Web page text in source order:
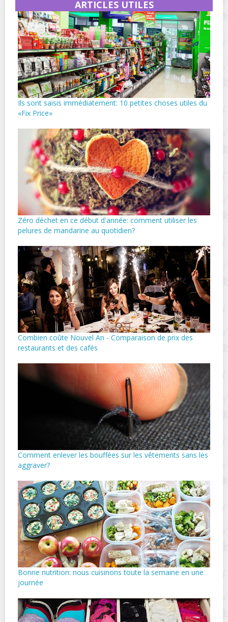
ARTICLES UTILES
Ils sont saisis immédiatement: 10 petites choses utiles du
«Fix Price»
Zéro déchet en ce début d'année: comment utiliser les
pelures de mandarine au quotidien?
Combien coûte Nouvel An - Comparaison de prix des
restaurants et des cafés
Comment enlever les bouffées sur les vêtements sans les
aggraver?
Bonne nutrition: nous cuisinons toute la semaine en une
journée